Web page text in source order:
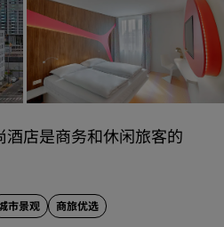
店是商务和休闲旅客的
市景观 商旅优选